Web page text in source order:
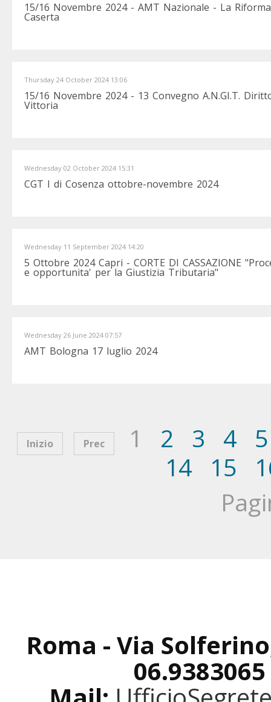
15/16 Novembre 2024 - AMT Nazionale - La
Caserta
Thursday 24 October 2024 13:06
15/16 Novembre 2024 - 13 Convegno A.N.GI.T.
Vittoria
Wednesday 02 October 2024 15:31
CGT I di Cosenza ottobre-novembre 2024
Wednesday 11 September 2024 14:20
5 Ottobre 2024 Capri - CORTE DI CASSAZIONE
e opportunita' per la Giustizia Tributaria"
Wednesday 26 June 2024 07:57
AMT Bologna 17 luglio 2024
Inizio Prec 1 2 3 4
5
14
15
Roma - Via